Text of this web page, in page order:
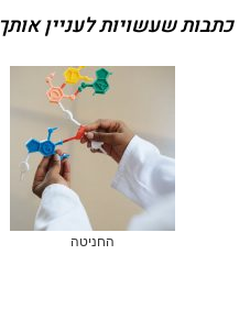
כתבות שעשויות לעניין אותך
החניטה